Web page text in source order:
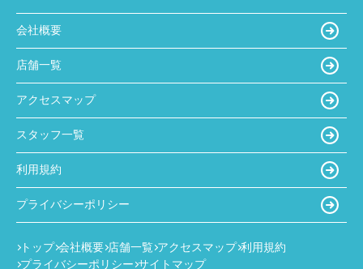
会社概要
店舗一覧
アクセスマップ
スタッフ一覧
利用規約
プライバシーポリシー
トップ 会社概要 店舗一覧 アクセスマップ 利用規約
プライバシーポリシー サイトマップ